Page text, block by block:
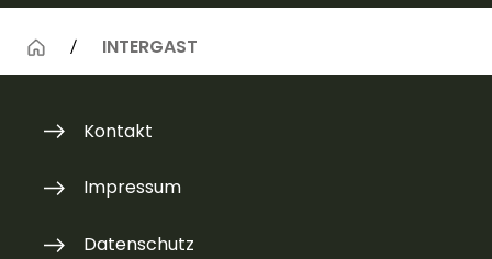
INTERGAST
Kontakt
Impressum
Datenschutz